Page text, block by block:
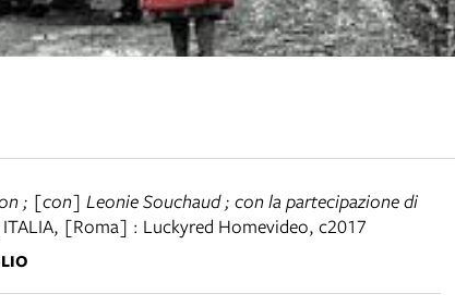
; [con] Leonie Souchaud ; con la partecipazione di
ITALIA, [Roma] : Luckyred Homevideo, c2017